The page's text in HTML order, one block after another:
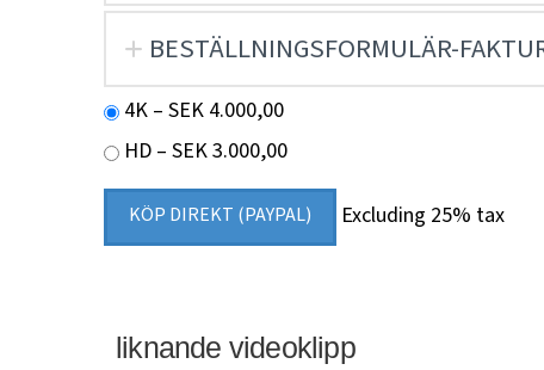
BESTÄLLNINGSFORMULÄR-
4K – SEK 4.000,00
HD – SEK 3.000,00
KÖP DIREKT (PAYPAL) Excluding 25% tax
liknande videoklipp